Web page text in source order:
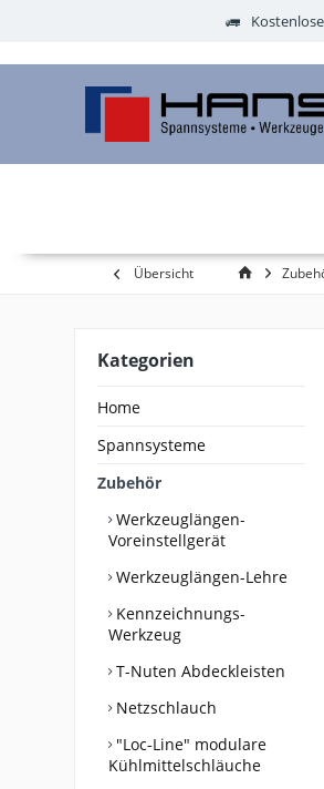
Übersicht
Kategorien
Home
Spannsysteme
Zubehör
Werkzeuglängen-
Voreinstellgerät
Werkzeuglängen-Lehre
Kennzeichnungs-
Werkzeug
T-Nuten Abdeckleisten
Netzschlauch
"Loc-Line" modulare
Kühlmittelschläuche